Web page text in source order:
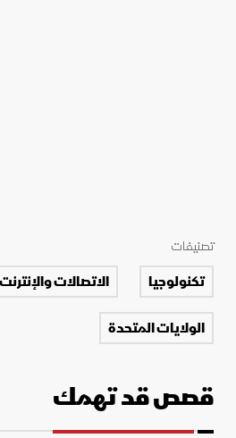
تصنيفات
تكنولوجيا
الاتصالات والإنترنت
الولايات المتحدة
قصص قد تهمك